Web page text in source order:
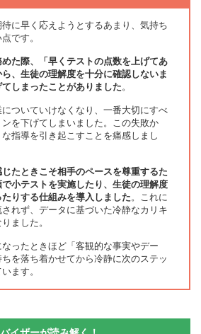
に早く応えようとするあまり、気持ち
です。
た際、「早くテストの点数を上げてあ
、生徒の理解度を十分に確認しないま
しまったことがありました 。
ついていけなくなり、一番大切にすべ
を下げてしまいました。この失敗か
指導を引き起こすことを痛感しまし
たときこそ相手のペースを尊重するた
小テストを実施したり、生徒の理解度
りする仕組みを導入しました 。これに
れず、データに基づいた冷静なカリキ
ました。
ったときほど「客観的な事実やデー
を落ち着かせてから冷静に次のステッ
ます。